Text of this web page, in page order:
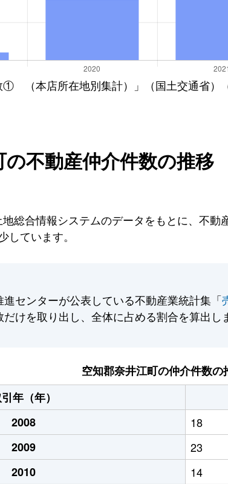
① （本店所在地別集計）」（国土交通省）
不動産仲介件数の推移
総合情報システムのデータをもとに、不
ています。
センターが公表している不動産業統計集「
けを取り出し、全体に占める割合を算出し
空知郡奈井江町の仲介件数の
年（年）
2008
18
2009
23
2010
14